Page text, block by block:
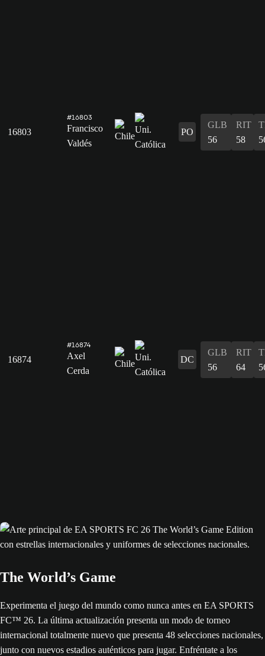
16803
#16803
Francisco
Valdés
PO
GLB
56
RIT
58
16874
#16874
Axel
Cerda
DC
GLB
56
RIT
64
The World’s Game
Experimenta el juego del mundo como nunca antes en EA SPORTS
FC™ 26. La última actualización presenta un modo de torneo
internacional totalmente nuevo que presenta 48 selecciones nacionales,
junto con nuevos estadios auténticos para jugar. Enfréntate a los